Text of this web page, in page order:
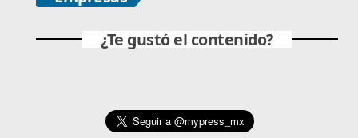
¿Te gustó el contenido?